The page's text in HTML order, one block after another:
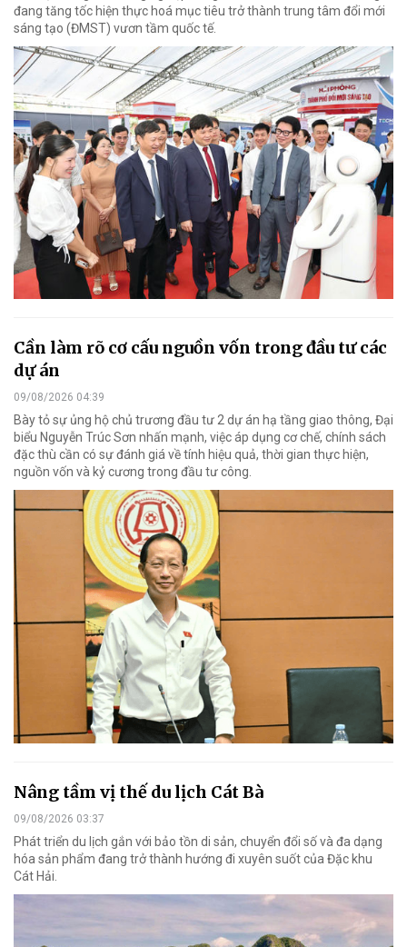
đang tăng tốc hiện thực hoá mục tiêu trở thành trung tâm đổi mới
sáng tạo (ĐMST) vươn tầm quốc tế.
Cần làm rõ cơ cấu nguồn vốn trong đầu tư các
dự án
09/08/2026 04:39
Bày tỏ sự ủng hộ chủ trương đầu tư 2 dự án hạ tầng giao thông, Đại
biểu Nguyễn Trúc Sơn nhấn mạnh, việc áp dụng cơ chế, chính sách
đặc thù cần có sự đánh giá về tính hiệu quả, thời gian thực hiện,
nguồn vốn và kỷ cương trong đầu tư công.
Nâng tầm vị thế du lịch Cát Bà
09/08/2026 03:37
Phát triển du lịch gắn với bảo tồn di sản, chuyển đổi số và đa dạng
hóa sản phẩm đang trở thành hướng đi xuyên suốt của Đặc khu
Cát Hải.